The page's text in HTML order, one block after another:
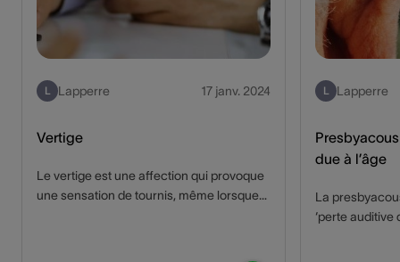
L Lapperre 17 janv. 2024
Vertige
Le vertige est une affection qui provoque
une sensation de tournis, même lorsque
L Lapperre
due à l’âge
La
‘perte auditive